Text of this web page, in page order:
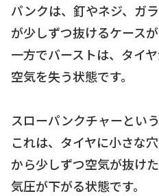
パンクは、釘やネジ、ガ
が少しずつ抜けるケースが
一方でバーストは、タイ
空気を失う状態です。
スローパンクチャーとい
これは、タイヤに小さな
から少しずつ空気が抜け
気圧が下がる状態です。